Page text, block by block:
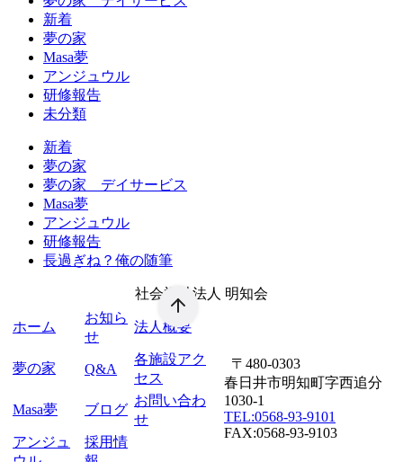
新着
夢の家
Masa夢
アンジュウル
研修報告
未分類
新着
夢の家
夢の家 デイサービス
Masa夢
アンジュウル
研修報告
長過ぎね？俺の随筆
社会福祉法人 明知会
ホーム
お知ら
せ
法人概要
夢の家 Q&A
各施設アク
セス
Masa夢 ブログ
お問い合わ
せ
アンジュ
採用情
〒480-0303
春日井市明知町字西追分
1030-1
TEL:0568-93-9101
FAX:0568-93-9103